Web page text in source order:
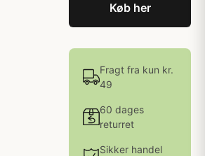
Køb her
Fragt fra kun kr.
49
60 dages
returret
Sikker handel